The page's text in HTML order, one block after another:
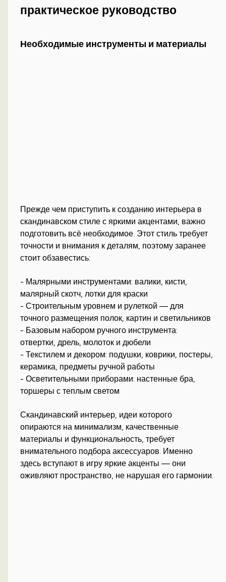
практическое руководство
Необходимые инструменты и материалы
Прежде чем приступить к созданию интерьера в
скандинавском стиле с яркими акцентами, важно
подготовить всё необходимое. Этот стиль требует
точности и внимания к деталям, поэтому заранее
стоит обзавестись:
- Малярными инструментами: валики, кисти,
малярный скотч, лотки для краски
- Строительным уровнем и рулеткой — для
точного размещения полок, картин и светильников
- Базовым набором ручного инструмента:
отвертки, дрель, молоток и дюбели
- Текстилем и декором: подушки, коврики, постеры,
керамика, предметы ручной работы
- Осветительными приборами: настенные бра,
торшеры с теплым светом
Скандинавский интерьер, идеи которого
опираются на минимализм, качественные
материалы и функциональность, требует
внимательного подбора аксессуаров. Именно
здесь вступают в игру яркие акценты — они
оживляют пространство, не нарушая его гармонии.